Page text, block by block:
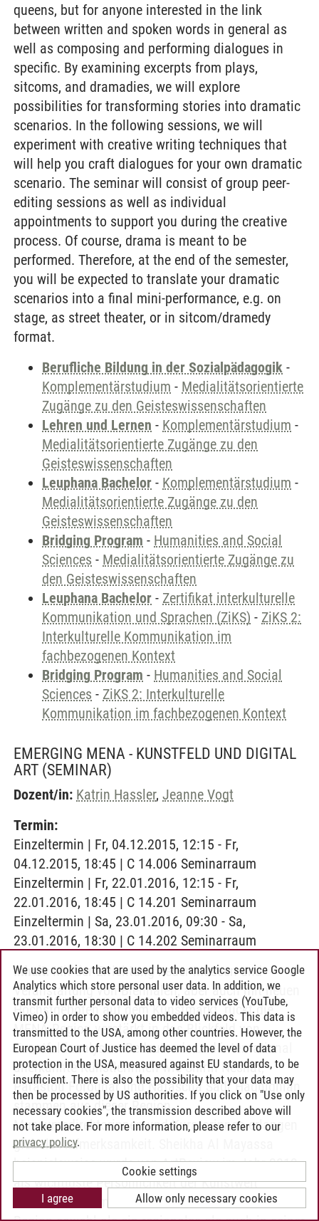
queens, but for anyone interested in the link
between written and spoken words in general as
well as composing and performing dialogues in
specific. By examining excerpts from plays,
sitcoms, and dramadies, we will explore
possibilities for transforming stories into dramatic
scenarios. In the following sessions, we will
experiment with creative writing techniques that
will help you craft dialogues for your own dramatic
scenario. The seminar will consist of group peer-
editing sessions as well as individual
appointments to support you during the creative
process. Of course, drama is meant to be
performed. Therefore, at the end of the semester,
you will be expected to translate your dramatic
scenarios into a final mini-performance, e.g. on
stage, as street theater, or in sitcom/dramedy
format.
Berufliche Bildung in der Sozialpädagogik -
Komplementärstudium - Medialitätsorientierte
Zugänge zu den Geisteswissenschaften
Lehren und Lernen - Komplementärstudium -
Medialitätsorientierte Zugänge zu den
Geisteswissenschaften
Leuphana Bachelor - Komplementärstudium -
Medialitätsorientierte Zugänge zu den
Geisteswissenschaften
Bridging Program - Humanities and Social
Sciences - Medialitätsorientierte Zugänge zu
den Geisteswissenschaften
Leuphana Bachelor - Zertifikat interkulturelle
Kommunikation und Sprachen (ZiKS) - ZiKS 2:
Interkulturelle Kommunikation im
fachbezogenen Kontext
Bridging Program - Humanities and Social
Sciences - ZiKS 2: Interkulturelle
Kommunikation im fachbezogenen Kontext
EMERGING MENA - KUNSTFELD UND DIGITAL
ART (SEMINAR)
Dozent/in: Katrin Hassler, Jeanne Vogt
Termin:
Einzeltermin | Fr, 04.12.2015, 12:15 - Fr,
04.12.2015, 18:45 | C 14.006 Seminarraum
Einzeltermin | Fr, 22.01.2016, 12:15 - Fr,
22.01.2016, 18:45 | C 14.201 Seminarraum
Einzeltermin | Sa, 23.01.2016, 09:30 - Sa,
23.01.2016, 18:30 | C 14.202 Seminarraum
Inhalt:Mit der Errichtung neuer Museen und
Veranstaltung von Biennalen, aber auch mit neuen
Höchstgeboten auf dem Kunstmarkt, rückt die
MENA-Region verstärkt in das Blickfeld von
Kunstfeldanalysen. Bedeutende und international
anerkannte Künstlerinnen wie Shirin Neshat,
Parastou Forouhar und Natascha Sadr Haghighian
stammen aus dieser Region.
Museumsdirektorinnen und Kuratorinnen erlangen
globale Aufmerksamkeit. Sheikha Al Mayassa
beispielsweise wurde von ArtReview im Jahr 2013
als wichtigste Persönlichkeit der Kunstwelt
benannt. Im Seminar wird das Kunstfeld der MENA-
We use cookies that are used by the analytics service Google
Analytics which store personal user data. In addition, we
transmit further personal data to video services (YouTube,
Vimeo) in order to show you embedded videos. This data is
transmitted to the USA, among other countries. However, the
European Court of Justice has deemed the level of data
protection in the USA, measured against EU standards, to be
insufficient. There is also the possibility that your data may
then be processed by US authorities. If you click on "Use only
necessary cookies", the transmission described above will
not take place. For more information, please refer to our
privacy policy.
Cookie settings
Allow only necessary cookies
I agree